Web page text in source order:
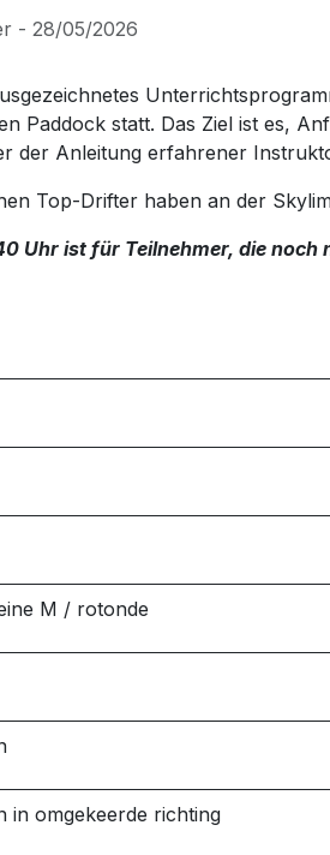
- 28/05/2026
Paddock statt. Das Ziel ist es,
der Anleitung erfahrener
Top-Drifter haben an der
Uhr ist für Teilnehmer, die
M / rotonde
in omgekeerde richting